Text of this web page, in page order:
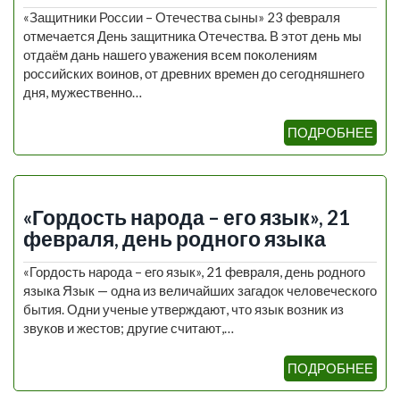
«Защитники России – Отечества сыны» 23 февраля
отмечается День защитника Отечества. В этот день мы
отдаём дань нашего уважения всем поколениям
российских воинов, от древних времен до сегодняшнего
дня, мужественно…
ПОДРОБНЕЕ
«Гордость народа – его язык», 21
февраля, день родного языка
«Гордость народа – его язык», 21 февраля, день родного
языка Язык — одна из величайших загадок человеческого
бытия. Одни ученые утверждают, что язык возник из
звуков и жестов; другие считают,…
ПОДРОБНЕЕ